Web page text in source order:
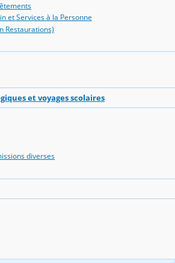
et Services à la Personne
Restaurations)
et voyages scolaires
diverses